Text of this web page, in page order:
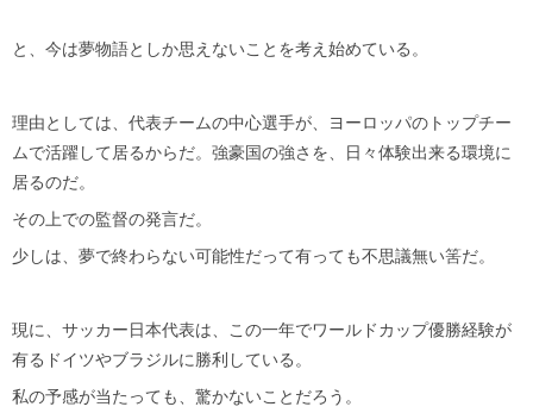
と、今は夢物語としか思えないことを考え始めている。
理由としては、代表チームの中心選手が、ヨーロッパのトップチー
ムで活躍して居るからだ。強豪国の強さを、日々体験出来る環境に
居るのだ。
その上での監督の発言だ。
少しは、夢で終わらない可能性だって有っても不思議無い筈だ。
現に、サッカー日本代表は、この一年でワールドカップ優勝経験が
有るドイツやブラジルに勝利している。
私の予感が当たっても、驚かないことだろう。